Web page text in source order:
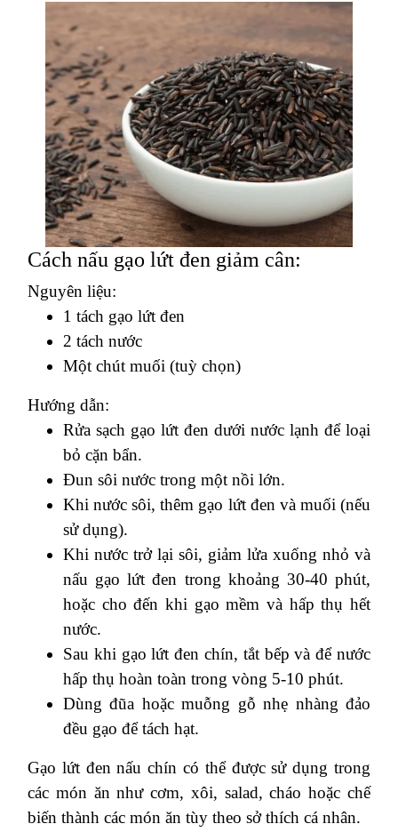
Cách nấu gạo lứt đen giảm cân:
Nguyên liệu:
1 tách gạo lứt đen
2 tách nước
Một chút muối (tuỳ chọn)
Hướng dẫn:
Rửa sạch gạo lứt đen dưới nước lạnh để loại
bỏ cặn bẩn.
Đun sôi nước trong một nồi lớn.
Khi nước sôi, thêm gạo lứt đen và muối (nếu
sử dụng).
Khi nước trở lại sôi, giảm lửa xuống nhỏ và
nấu gạo lứt đen trong khoảng 30-40 phút,
hoặc cho đến khi gạo mềm và hấp thụ hết
nước.
Sau khi gạo lứt đen chín, tắt bếp và để nước
hấp thụ hoàn toàn trong vòng 5-10 phút.
Dùng đũa hoặc muỗng gỗ nhẹ nhàng đảo
đều gạo để tách hạt.
Gạo lứt đen nấu chín có thể được sử dụng trong
các món ăn như cơm, xôi, salad, cháo hoặc chế
biến thành các món ăn tùy theo sở thích cá nhân.